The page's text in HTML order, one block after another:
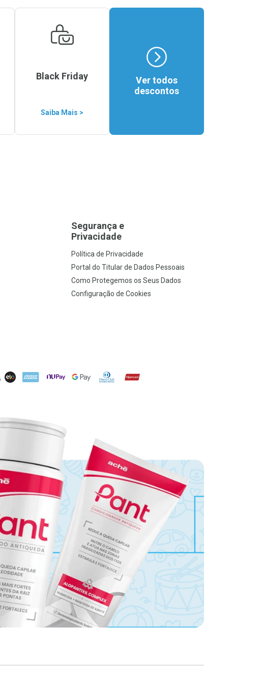
Black Friday
Saiba Mais >
Ver todos
descontos
Segurança e
Privacidade
Política de Privacidade
Portal do Titular de Dados Pessoais
Como Protegemos os Seus Dados
Configuração de Cookies
ELO AMEX NuPay Google PayDiners ClubHipercard